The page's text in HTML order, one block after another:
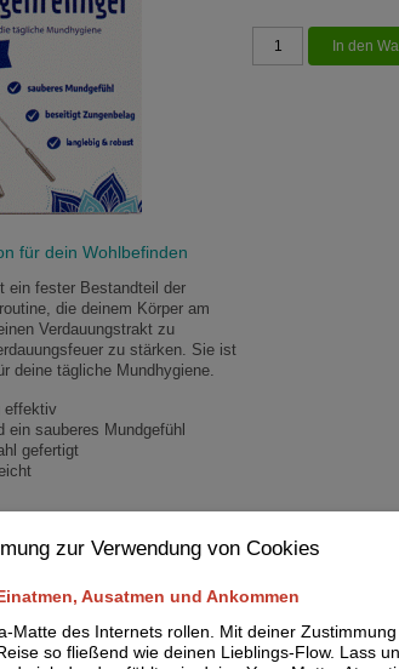
für dein Wohlbefinden
ein fester Bestandteil der
die deinem Körper am
Verdauungstrakt zu
zu stärken. Sie ist
deine tägliche Mundhygiene.
effektiv
ein sauberes Mundgefühl
gefertigt
deinen Zungenbelag und startest
an beiden Enden fest und
zur Verwendung von Cookies
Ausatmen und Ankommen
Matte des Internets rollen. Mit deiner
so fließend wie deinen Lieblings-Flow. Lass